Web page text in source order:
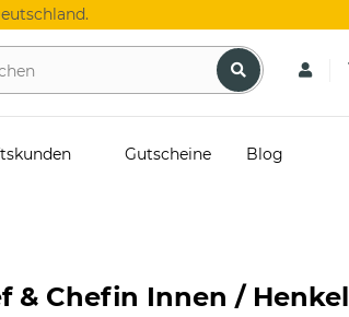
Gutscheine Blog
& Chefin Innen / Henkel